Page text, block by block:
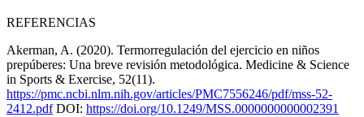
REFERENCIAS
Akerman, A. (2020). Termorregulación del ejercicio en niños
prepúberes: Una breve revisión metodológica. Medicine & Science
in Sports & Exercise, 52(11).
https://pmc.ncbi.nlm.nih.gov/articles/PMC7556246/pdf/mss-52-
2412.pdfDOI: https://doi.org/10.1249/MSS.0000000000002391